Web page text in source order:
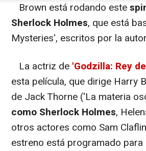
Brown está rodando este
Sherlock Holmes, que está
Mysteries', escritos por la
La actriz de 'Godzilla: Rey
esta película, que dirige Harry
de Jack Thorne ('La materia
como Sherlock Holmes,
otros actores como Sam
estreno está programado para